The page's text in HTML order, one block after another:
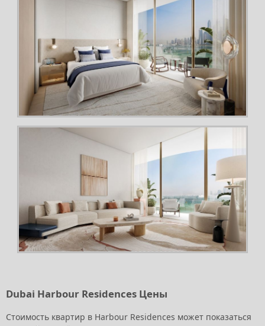
Dubai Harbour Residences Цены
Стоимость квартир в Harbour Residences может показаться